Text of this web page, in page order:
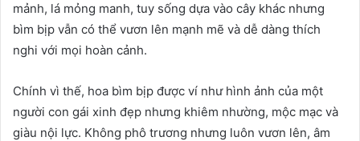
mảnh, lá mỏng manh, tuy sống dựa vào cây khác nhưng
bìm bịp vẫn có thể vươn lên mạnh mẽ và dễ dàng thích
nghi với mọi hoàn cảnh.
Chính vì thế, hoa bìm bịp được ví như hình ảnh của một
người con gái xinh đẹp nhưng khiêm nhường, mộc mạc và
giàu nội lực. Không phô trương nhưng luôn vươn lên, âm